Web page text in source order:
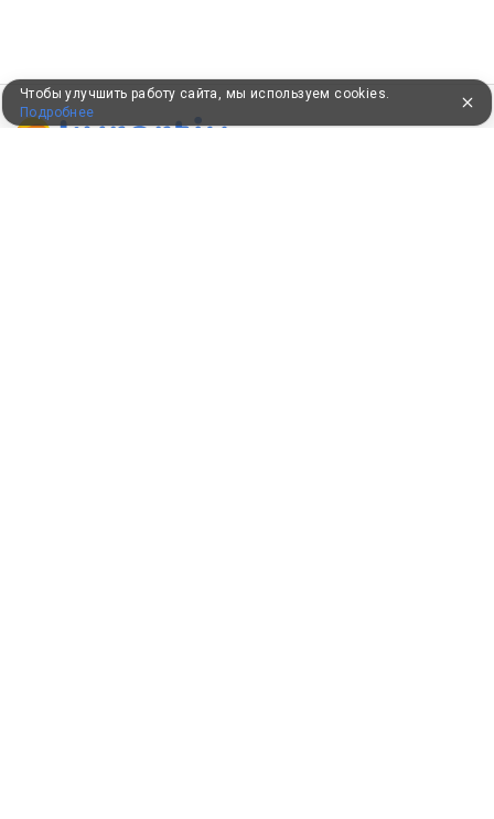
Чтобы улучшить работу сайта, мы используем cookies.
Подробнее